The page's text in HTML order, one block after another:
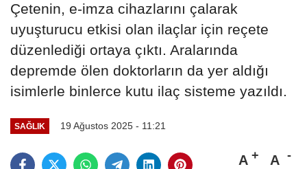
Çetenin, e-imza cihazlarını çalarak
uyuşturucu etkisi olan ilaçlar için reçete
düzenlediği ortaya çıktı. Aralarında
depremde ölen doktorların da yer aldığı
isimlerle binlerce kutu ilaç sisteme yazıldı.
SAĞLIK 19 Ağustos 2025 - 11:21
A A